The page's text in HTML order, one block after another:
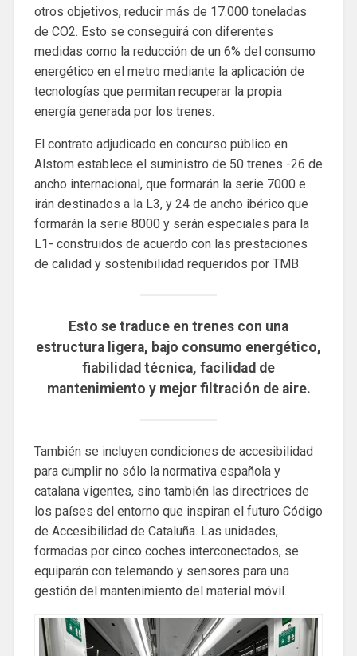
otros objetivos, reducir más de 17.000 toneladas
de CO2. Esto se conseguirá con diferentes
medidas como la reducción de un 6% del consumo
energético en el metro mediante la aplicación de
tecnologías que permitan recuperar la propia
energía generada por los trenes.
El contrato adjudicado en concurso público en
Alstom establece el suministro de 50 trenes -26 de
ancho internacional, que formarán la serie 7000 e
irán destinados a la L3, y 24 de ancho ibérico que
formarán la serie 8000 y serán especiales para la
L1- construidos de acuerdo con las prestaciones
de calidad y sostenibilidad requeridos por TMB.
Esto se traduce en trenes con una
estructura ligera, bajo consumo energético,
fiabilidad técnica, facilidad de
mantenimiento y mejor filtración de aire.
También se incluyen condiciones de accesibilidad
para cumplir no sólo la normativa española y
catalana vigentes, sino también las directrices de
los países del entorno que inspiran el futuro Código
de Accesibilidad de Cataluña. Las unidades,
formadas por cinco coches interconectados, se
equiparán con telemando y sensores para una
gestión del mantenimiento del material móvil.